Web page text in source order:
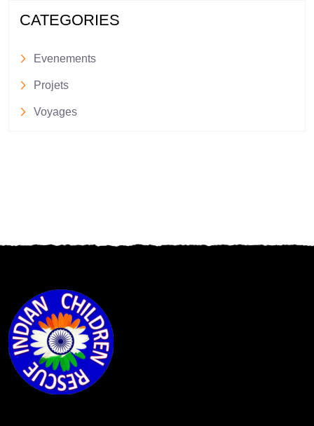
CATEGORIES
Evenements
Projets
Voyages